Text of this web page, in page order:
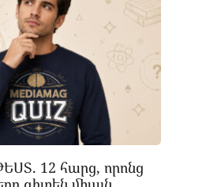
12 հարց, որոնց